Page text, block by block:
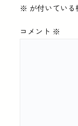
※ が付いてい
コメント ※